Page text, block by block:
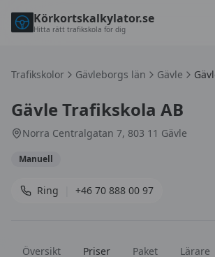
Körkortskalkylator.se
Hitta rätt trafikskola för dig
Trafikskolor Gävleborgs län Gävle
Gävle Trafikskola AB
Norra Centralgatan 7, 803 11 Gävle
Manuell
Ring +46 70 888 00 97
Översikt Priser Paket Lärare